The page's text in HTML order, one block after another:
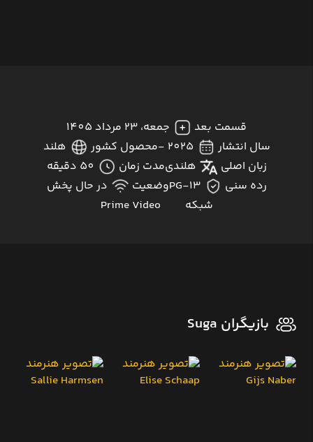
قسمت بعد
جمعه، 23 مرداد 1405
سال انتشار
2025 - محصول کشور
هلند
زبان اصلی
هلندیمدت زمان
50 دقیقه
رده سنی
PG-13وضعیت
در حال پخش
شبکه
Prime Video
بازیگران Suga